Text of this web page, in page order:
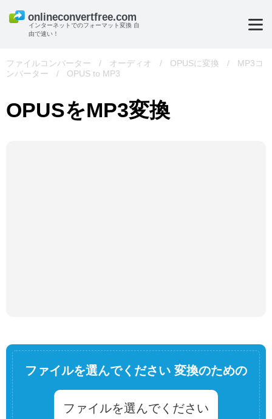
インターネットでのフォーマット変換 自
由で速い！
ファイルコンバーター / オーディオ / OPUSに変換 /
MP3コ
ンバーター
/ OPUS to MP3
OPUSをMP3変換
ファイルを選んでください 変換のための
ファイルを選んでください